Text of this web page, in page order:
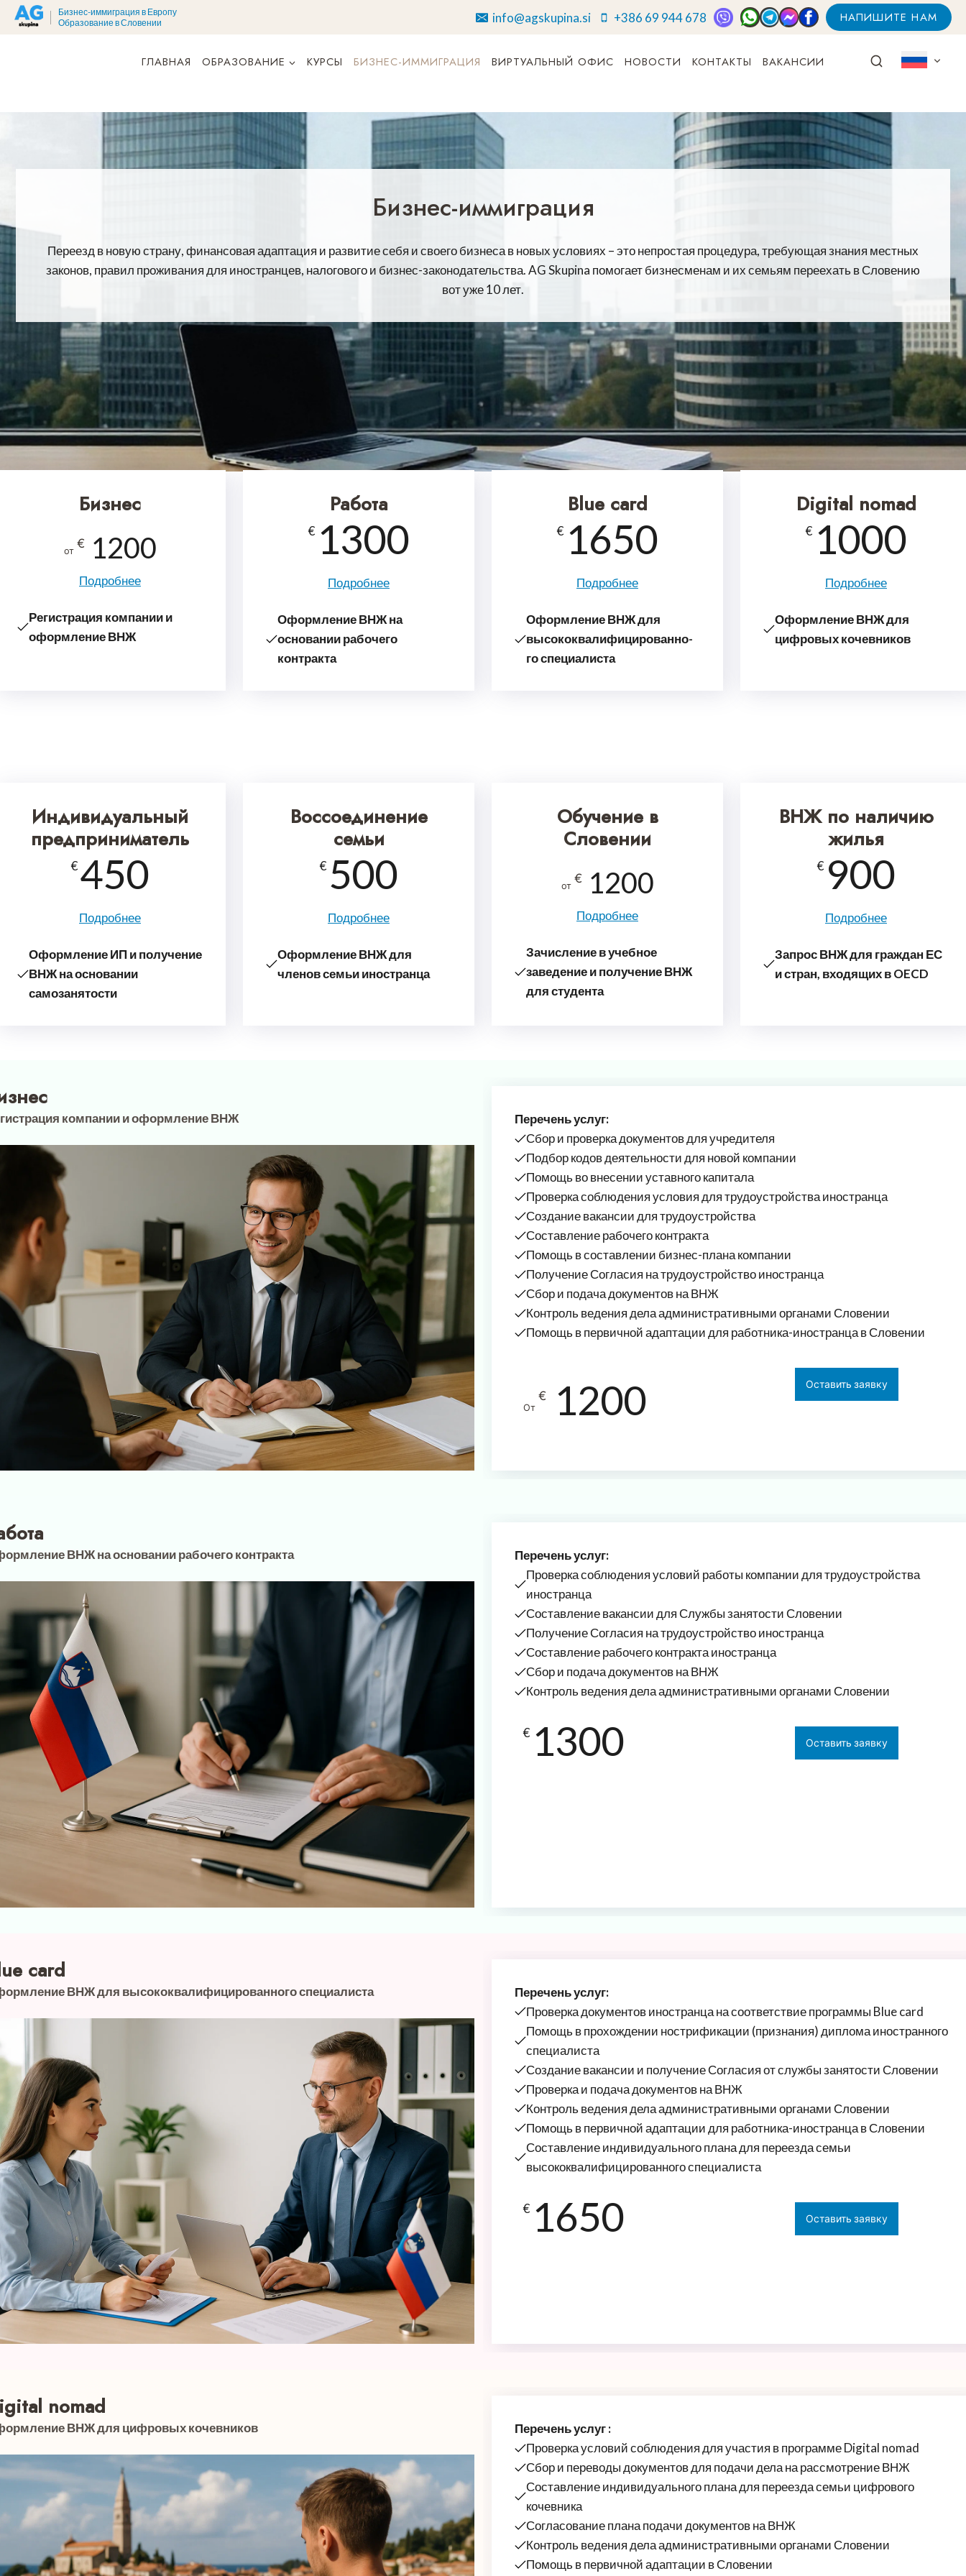
Перейти
Бизнес-иммиграция в Европу
Образование в Словении
info@agskupina.si +386 69 944 678 НАПИШИТЕ НАМ
ГЛАВНАЯ ОБРАЗОВАНИЕ КУРСЫ БИЗНЕС-ИММИГРАЦИЯ ВИРТУАЛЬНЫЙ ОФИС НОВОСТИ КОНТАКТЫ ВАКАНСИИ
Бизнес-иммиграция
Переезд в новую страну, финансовая адаптация и развитие себя и своего бизнеса в новых условиях – это непростая процедура, требующая знания местных
законов, правил проживания для иностранцев, налогового и бизнес-законодательства. AG Skupina помогает бизнесменам и их семьям переехать в Словению
вот уже 10 лет.
Бизнес
от
€ 1200
Подробнее
Регистрация компании и
оформление ВНЖ
Работа
€ 1300
Подробнее
Оформление ВНЖ на
основании рабочего
контракта
Blue card
€ 1650
Подробнее
Оформление ВНЖ для
высоко­ква­ли­фи­ци­ро­ван­но­
го специалиста
Digital nomad
€ 1000
Подробнее
Оформление ВНЖ для
цифровых кочевников
Индивиду­аль­ный
предприни­ма­тель
€450
Подробнее
Оформление ИП и получение
ВНЖ на основании
самозанятости
Воссоеди­не­ние
семьи
€ 500
Подробнее
Оформление ВНЖ для
членов семьи иностранца
Обучение в
Словении
от
€ 1200
Подробнее
Зачисление в учебное
заведение и получение ВНЖ
для студента
ВНЖ по наличию
жилья
€ 900
Подробнее
Запрос ВНЖ для граждан ЕС
и стран, входящих в OECD
компании и оформление ВНЖ
Перечень услуг:
Сбор и проверка документов для учредителя
Подбор кодов деятельности для новой компании
Помощь во внесении уставного капитала
Проверка соблюдения условия для трудоустройства иностранца
Создание вакансии для трудоустройства
Составление рабочего контракта
Помощь в составлении бизнес-плана компании
Получение Согласия на трудоустройство иностранца
Сбор и подача документов на ВНЖ
Контроль ведения дела административными органами Словении
Помощь в первичной адаптации для работника-иностранца в Словении
От
€ 1200 Оставить заявку
ВНЖ на основании рабочего контракта
Перечень услуг:
Проверка соблюдения условий работы компании для трудоустройства
иностранца
Составление вакансии для Службы занятости Словении
Получение Согласия на трудоустройство иностранца
Составление рабочего контракта иностранца
Сбор и подача документов на ВНЖ
Контроль ведения дела административными органами Словении
€ 1300 Оставить заявку
card
ВНЖ для высококвалифицированного специалиста
Перечень услуг:
Проверка документов иностранца на соответствие программы Blue card
Помощь в прохождении нострификации (признания) диплома иностранного
специалиста
Создание вакансии и получение Согласия от службы занятости Словении
Проверка и подача документов на ВНЖ
Контроль ведения дела административными органами Словении
Помощь в первичной адаптации для работника-иностранца в Словении
Составление индивидуального плана для переезда семьи
высококвалифицированного специалиста
€ 1650 Оставить заявку
nomad
ВНЖ для цифровых кочевников
Перечень услуг :
Проверка условий соблюдения для участия в программе Digital nomad
Сбор и переводы документов для подачи дела на рассмотрение ВНЖ
Составление индивидуального плана для переезда семьи цифрового
кочевника
Согласование плана подачи документов на ВНЖ
Контроль ведения дела административными органами Словении
Помощь в первичной адаптации в Словении